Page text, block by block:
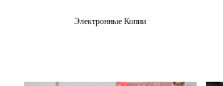
Электронные Копии